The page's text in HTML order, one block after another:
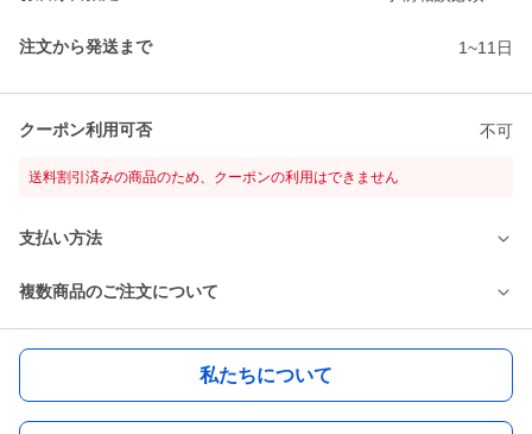
注文から発送まで 1~11日
クーポン利用可否 不可
送料割引済みの商品のため、クーポンの利用はできません
支払い方法
複数商品のご注文について
私たちについて